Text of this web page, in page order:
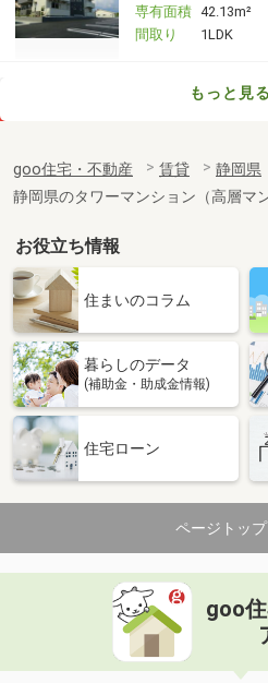
専有面積 42.13m²
間取り
1LDK
静岡県浜松市中央区元浜町
専有面積
30.31m²
間取り
1LDK
静岡県浜松市中央区元浜町
価 格
6.90万円
静岡県浜
専有面積 30.31m²
間取り
静岡県磐田市森下
住 所
静岡県磐
専有面積 23.18m²
間取り
1K
静岡県浜松市中央区上島７丁目
価 格
住 所
静岡県浜
専有面積 34.8m²
もっと見る
goo住宅・不動産 賃貸
静岡県
静岡県のタワーマンション（高層マ
お役立ち情報
住まいのコラム
暮らしのデータ
(補助金・助成金情報)
住宅ローン
ページトッ
goo